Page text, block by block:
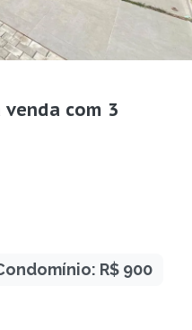
venda com 3
R$ 900